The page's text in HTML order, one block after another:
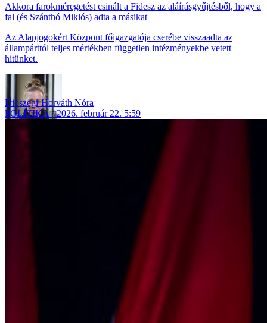
Akkora farokméregetést csinált a Fidesz az aláírásgyűjtésből, hogy a
fal (és Szánthó Miklós) adta a másikat
Az Alapjogokért Központ főigazgatója cserébe visszaadta az
állampárttól teljes mértékben független intézményekbe vetett
hitünket.
Diószegi-Horváth Nóra
POLITIKA
2026. február 22. 5:59